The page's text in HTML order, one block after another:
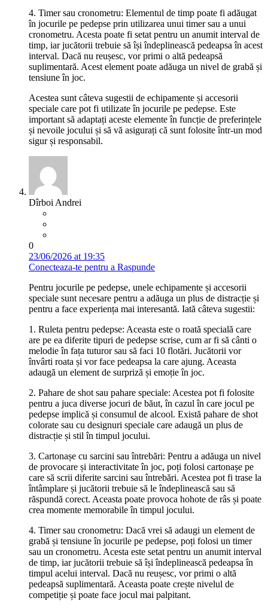
4. Timer sau cronometru: Elementul de timp poate fi adăugat
în jocurile pe pedepse prin utilizarea unui timer sau a unui
cronometru. Acesta poate fi setat pentru un anumit interval de
timp, iar jucătorii trebuie să își îndeplinească pedeapsa în acest
interval. Dacă nu reușesc, vor primi o altă pedeapsă
suplimentară. Acest element poate adăuga un nivel de grabă și
tensiune în joc.
Acestea sunt câteva sugestii de echipamente și accesorii
speciale care pot fi utilizate în jocurile pe pedepse. Este
important să adaptați aceste elemente în funcție de preferințele
și nevoile jocului și să vă asigurați că sunt folosite într-un mod
sigur și responsabil.
Dîrboi Andrei
0
23/06/2026 at 19:35
Conecteaza-te pentru a Raspunde
Pentru jocurile pe pedepse, unele echipamente și accesorii
speciale sunt necesare pentru a adăuga un plus de distracție și
pentru a face experiența mai interesantă. Iată câteva sugestii:
1. Ruleta pentru pedepse: Aceasta este o roată specială care
are pe ea diferite tipuri de pedepse scrise, cum ar fi să cânti o
melodie în fața tuturor sau să faci 10 flotări. Jucătorii vor
învârti roata și vor face pedeapsa la care ajung. Aceasta
adaugă un element de surpriză și emoție în joc.
2. Pahare de shot sau pahare speciale: Acestea pot fi folosite
pentru a juca diverse jocuri de băut, în cazul în care jocul pe
pedepse implică și consumul de alcool. Există pahare de shot
colorate sau cu designuri speciale care adaugă un plus de
distracție și stil în timpul jocului.
3. Cartonașe cu sarcini sau întrebări: Pentru a adăuga un nivel
de provocare și interactivitate în joc, poți folosi cartonașe pe
care să scrii diferite sarcini sau întrebări. Acestea pot fi trase la
întâmplare și jucătorii trebuie să le îndeplinească sau să
răspundă corect. Aceasta poate provoca hohote de râs și poate
crea momente memorabile în timpul jocului.
4. Timer sau cronometru: Dacă vrei să adaugi un element de
grabă și tensiune în jocurile pe pedepse, poți folosi un timer
sau un cronometru. Acesta este setat pentru un anumit interval
de timp, iar jucătorii trebuie să își îndeplinească pedeapsa în
timpul acelui interval. Dacă nu reușesc, vor primi o altă
pedeapsă suplimentară. Aceasta poate crește nivelul de
competiție și poate face jocul mai palpitant.